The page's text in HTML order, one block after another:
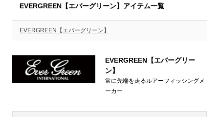
EVERGREEN【エバーグリーン】アイテム一覧
EVERGREEN【エバーグリーン】
EVERGREEN【エバーグリー
ン】
常に先端を走るルアーフィッシングメ
ーカー